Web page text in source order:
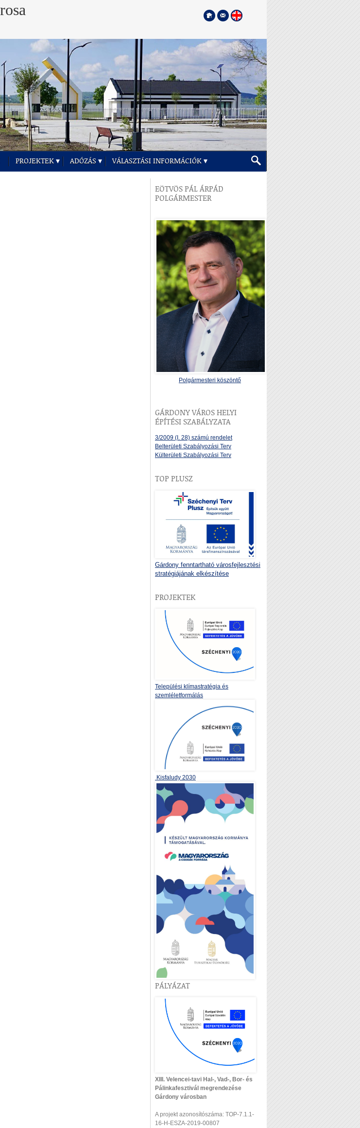
PROJEKTEK ADÓZÁS VÁLASZTÁSI INFORMÁCIÓK
EÖTVÖS PÁL ÁRPÁD
POLGÁRMESTER
Polgármesteri köszöntő
GÁRDONY VÁROS HELYI
ÉPÍTÉSI SZABÁLYZATA
3/2009 (I. 28) számú rendelet
Belterületi Szabályozási Terv
Külterületi Szabályozási Terv
TOP PLUSZ
Gárdony fenntartható városfejlesztési
stratégiájának elkészítése
PROJEKTEK
Települési klímastratégia és
szemléletformálás
Kisfaludy 2030
PÁLYÁZAT
XIII. Velencei-tavi Hal-, Vad-, Bor- és
Pálinkafesztivál megrendezése
Gárdony városban
A projekt azonosítószáma: TOP-7.1.1-
16-H-ESZA-2019-00807